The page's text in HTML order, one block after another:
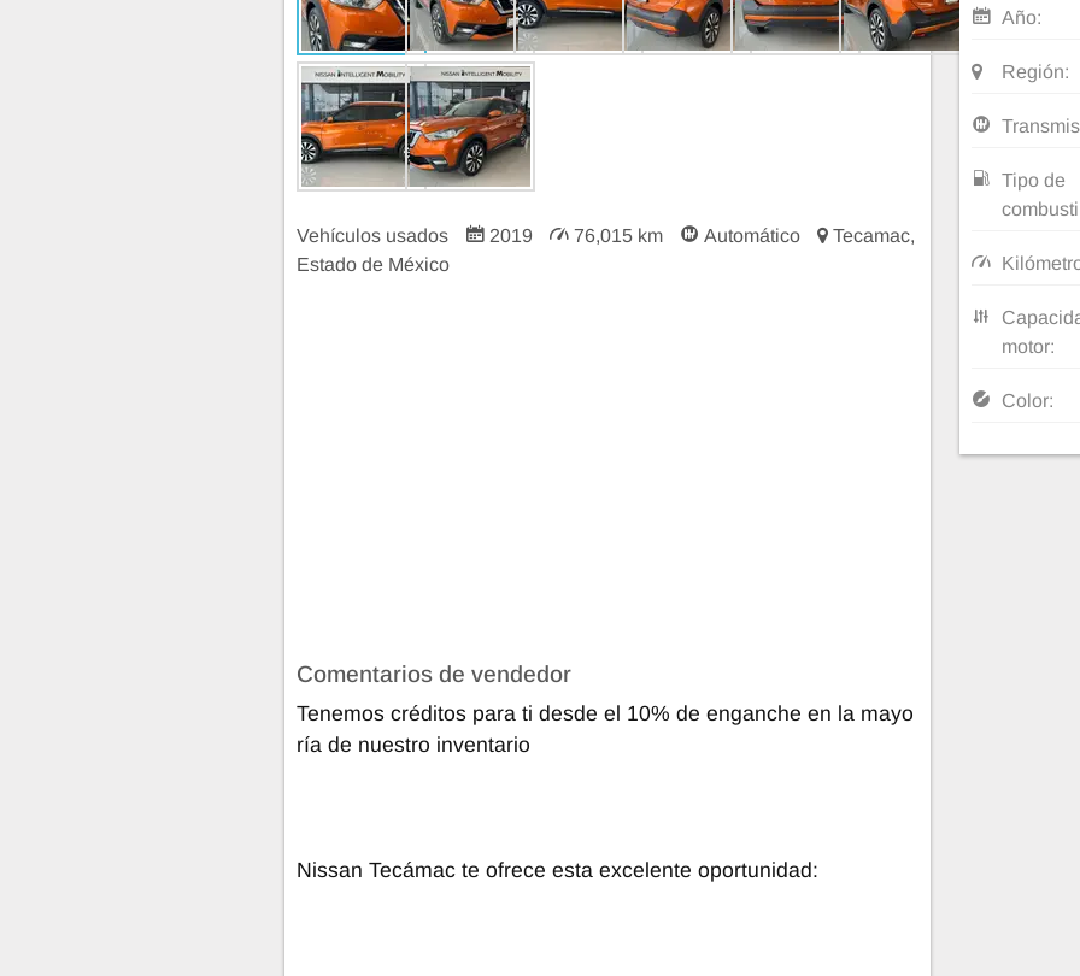
Vehículos usados 2019 76,015 km Automático
Tecamac,
Estado de México
Comentarios de vendedor
Tenemos créditos para ti desde el 10% de enganche en la mayo
ría de nuestro inventario
Nissan Tecámac te ofrece esta excelente oportunidad:
Año:
Región:
Tipo de
motor:
Color: